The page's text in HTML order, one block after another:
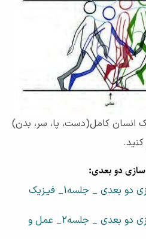
انسان کامل(دست، پا، سر، بدن)
دو بعدی:
آموزش رایگان متحرک سازی دو بعدی _ جلسه1_ فیـزیک
آموزش رایگان متحرک سازی دو بعدی _ جلسه2_ عمل و